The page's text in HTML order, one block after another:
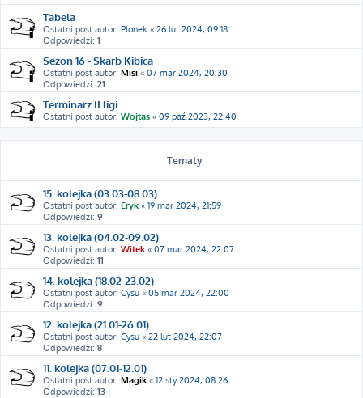
Tabela
Ostatni post autor: Plonek « 26 lut 2024, 09:18
Odpowiedzi: 1
Sezon 16 - Skarb Kibica
Ostatni post autor: Misi « 07 mar 2024, 20:30
Odpowiedzi: 21
Terminarz II ligi
Ostatni post autor: Wojtas « 09 paź 2023, 22:40
Tematy
15. kolejka (03.03-08.03)
Ostatni post autor: Eryk « 19 mar 2024, 21:59
Odpowiedzi: 9
13. kolejka (04.02-09.02)
Ostatni post autor: Witek « 07 mar 2024, 22:07
Odpowiedzi: 11
14. kolejka (18.02-23.02)
Ostatni post autor: Cysu « 05 mar 2024, 22:00
Odpowiedzi: 9
12. kolejka (21.01-26.01)
Ostatni post autor: Cysu « 22 lut 2024, 22:07
Odpowiedzi: 8
11. kolejka (07.01-12.01)
Ostatni post autor: Magik « 12 sty 2024, 08:26
Odpowiedzi: 13